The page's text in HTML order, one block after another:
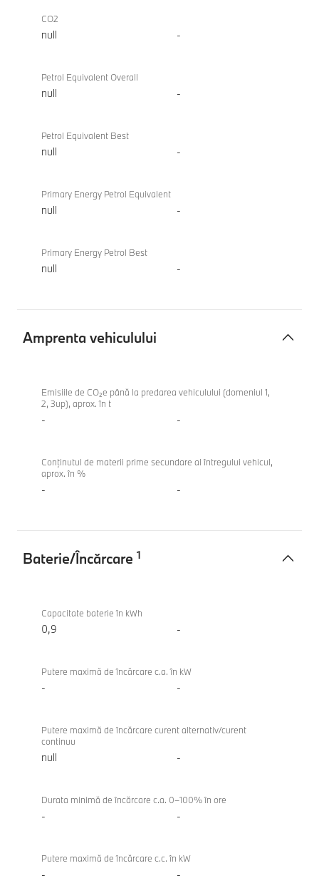
CO2
null -
Petrol Equivalent Overall
null -
Petrol Equivalent Best
null -
Primary Energy Petrol Equivalent
null -
Primary Energy Petrol Best
null -
Amprenta vehiculului
vehiculului
X3
M50
xDrive
Emisiile de CO₂e până la predarea vehiculului (domeniul 1,
2, 3up), aprox. în t
- -
Conținutul de materii prime secundare al întregului vehicul,
aprox. în %
- -
Baterie/Încărcare 1
Încărcare
X3
M50
Capacitate baterie în kWh
0,9 -
Putere maximă de încărcare c.a. în kW
- -
Putere maximă de încărcare curent alternativ/curent
continuu
null -
Durata minimă de încărcare c.a. 0–100% în ore
- -
Putere maximă de încărcare c.c. în kW
- -